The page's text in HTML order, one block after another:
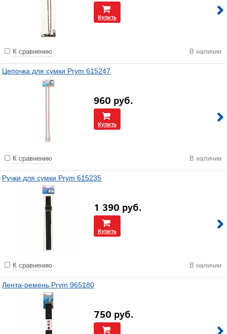
Купить
К сравнению В наличии
Цепочка для сумки Prym 615247
960 руб.
Купить
К сравнению В наличии
Ручки для сумки Prym 615235
1 390 руб.
Купить
К сравнению В наличии
Лента-ремень Prym 965180
750 руб.